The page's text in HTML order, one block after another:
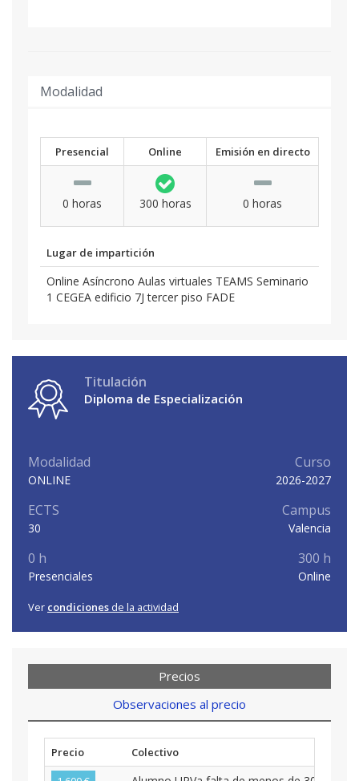
Modalidad
Presencial Online Emisión en directo
0 horas 300 horas 0 horas
Lugar de impartición
Online Asíncrono Aulas virtuales TEAMS Seminario
1 CEGEA edificio 7J tercer piso FADE
Titulación
Diploma de Especialización
Modalidad
ONLINE
Curso
2026-2027
ECTS
30
Campus
Valencia
0 h
Presenciales
300 h
Online
Ver condiciones de la actividad
Precios
Observaciones al precio
Precio
Colectivo